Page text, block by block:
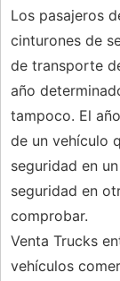
Los pasajeros
cinturones de
de transporte
año
tampoco. El
de un vehículo
seguridad en
seguridad en
comprobar.
Venta Trucks
vehículos